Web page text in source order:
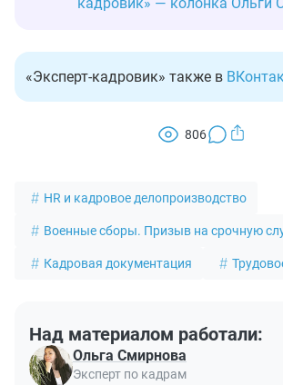
«Эксперт-кадровик» также в
806
HR и кадровое делопроизводство
Военные сборы. Призыв на срочную
Кадровая документация
Над материалом работали:
Ольга Смирнова
Эксперт по кадрам